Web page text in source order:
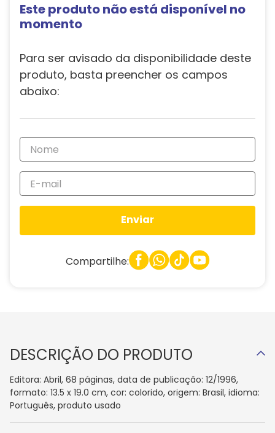
Este produto não está disponível no
momento
Para ser avisado da disponibilidade deste
produto, basta preencher os campos
abaixo:
Enviar
Compartilhe:
DESCRIÇÃO DO PRODUTO
Editora: Abril, 68 páginas, data de publicação: 12/1996,
formato: 13.5 x 19.0 cm, cor: colorido, origem: Brasil, idioma:
Português, produto usado